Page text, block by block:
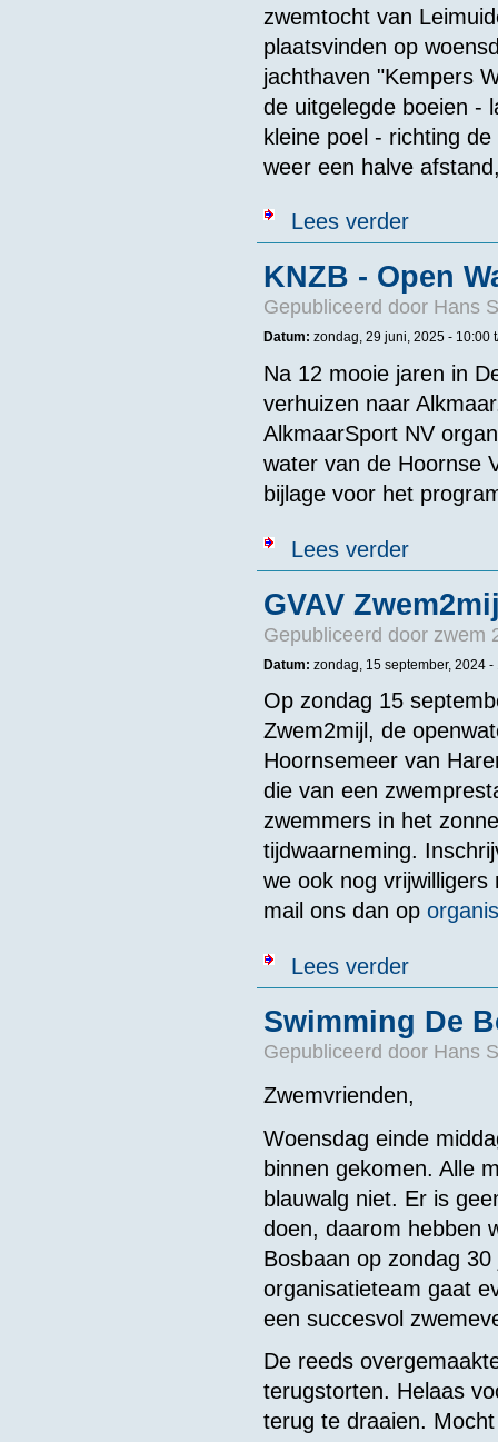
zwemtocht van
plaatsvinden op
jachthaven "Kempers
de uitgelegde boeien -
kleine poel - richting
weer een halve
Lees verderover 11e
KNZB - Open
Gepubliceerd door Hans
Datum: zondag, 29 juni, 2025 - 10:00
Na 12 mooie jaren in
verhuizen naar
AlkmaarSport NV
water van de Hoornse
bijlage voor het
Lees verderover KNZB -
GVAV
Gepubliceerd door zwem
Datum: zondag, 15 september, 2024 -
Op zondag 15
Zwem2mijl, de
Hoornsemeer van
die van een
zwemmers in het
tijdwaarneming.
we ook nog
mail ons dan op
Lees verderover GVAV
Swimming De
Gepubliceerd door Hans
Zwemvrienden,
Woensdag einde
binnen gekomen. Alle
blauwalg niet. Er is
doen, daarom hebben
Bosbaan op zondag
organisatieteam gaat
een succesvol
De reeds
terugstorten. Helaas
terug te draaien.